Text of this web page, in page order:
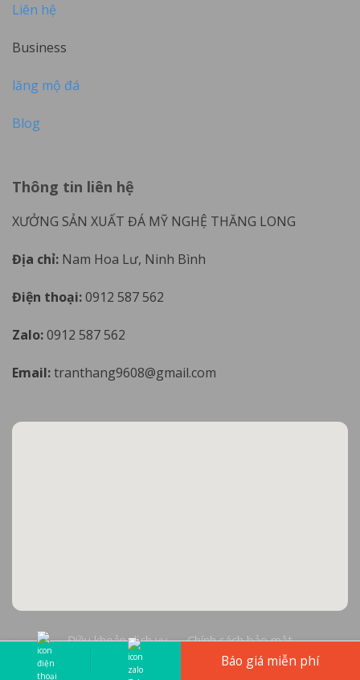
Liên hệ
Business
lăng mộ đá
Blog
Thông tin liên hệ
XƯỞNG SẢN XUẤT ĐÁ MỸ NGHỆ THĂNG LONG
Địa chỉ: Nam Hoa Lư, Ninh Bình
Điện thoại:0912 587 562
Zalo:0912 587 562
Email:tranthang9608@gmail.com
Điều khoản dịch vụ
Chính sách bảo mật
Copyright 2026 © Cơ sở Đá Mỹ Nghệ Thăng Long
Báo giá miễn phí